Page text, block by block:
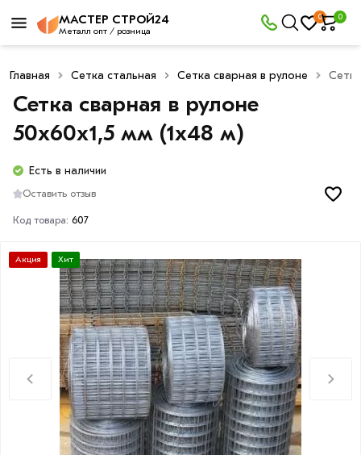
МАСТЕР СТРОЙ24
Металл опт / розница
0 0
Главная Сетка стальная Сетка сварная в рулоне
Сетка сварная в рулоне
50х60х1,5 мм (1х48 м)
Есть в наличии
Оставить отзыв
Код товара: 607
Акция Хит